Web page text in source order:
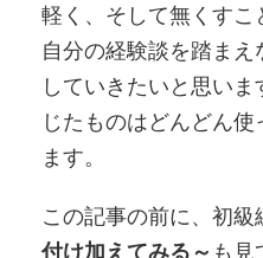
軽く、そして無くすこ
自分の経験談を踏まえ
していきたいと思い
じたものはどんどん
ます。
この記事の前に、初級
付け加えてみる～ も見